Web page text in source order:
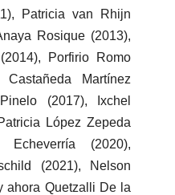
Patricia van Rhijn
Rosique (2013),
Porfirio Romo
Martínez
(2017), Ixchel
López Zepeda
(2020),
(2021), Nelson
ahora Quetzalli De la